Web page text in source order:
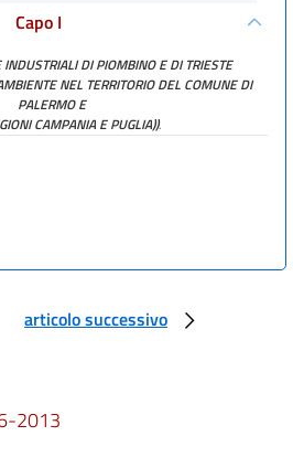
Capo I
DI PIOMBINO E DI TRIESTE
NEL TERRITORIO DEL COMUNE DI
PALERMO E
CAMPANIA E PUGLIA)).
Capo II
Capo III
articolo successivo
2013